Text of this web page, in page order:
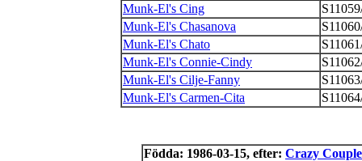
Munk-El's Cing
Munk-El's Chasanova
Munk-El's Chato
Munk-El's Connie-Cindy
Munk-El's Cilje-Fanny
Munk-El's Carmen-Cita
Födda: 1986-03-15, efter: Crazy